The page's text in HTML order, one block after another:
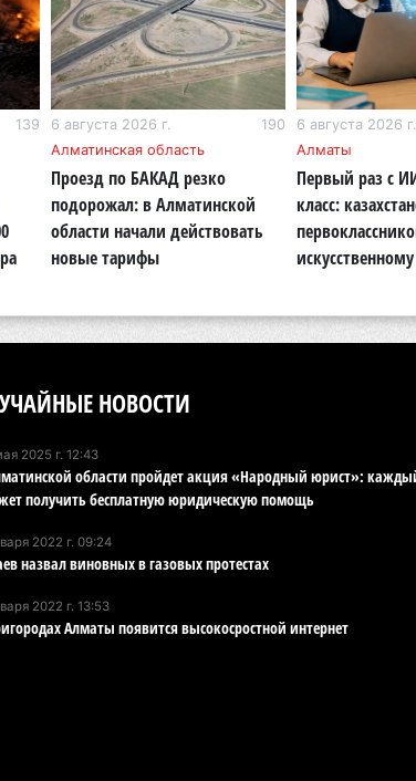
5
5
и
5
4
4
139
6 августа 2026 г.
190
Алматинская область
Проезд по БАКАД резко
подорожал: в Алматинской
области начали действовать
новые тарифы
6 августа 2026 г.
Алматы
Первый раз с
класс:
НОВОСТИ
2025 г. 12:43
области пройдет акция «Народный юрист»:
получить бесплатную юридическую помощь
2022 г. 09:24
назвал виновных в газовых протестах
2022 г. 13:53
Алматы появится высокосростной интернет